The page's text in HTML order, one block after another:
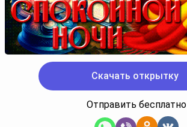
Скачать открытку
Отправить бесплатно